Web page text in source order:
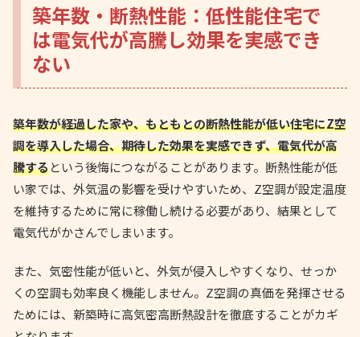
築年数・断熱性能：低性能住宅で
は電気代が高騰し効果を実感でき
ない
築年数が経過した家や、もともとの断熱性能が低い住宅にZ空
調を導入した場合、期待した効果を実感できず、電気代が高
騰するという後悔につながることがあります。断熱性能が低
い家では、外気温の影響を受けやすいため、Z空調が設定温度
を維持するために常に稼働し続ける必要があり、結果として
電気代がかさんでしまいます。
また、気密性能が低いと、外気が侵入しやすくなり、せっか
くの空調も効率良く機能しません。Z空調の真価を発揮させる
ためには、新築時に高気密高断熱設計を徹底することがカギ